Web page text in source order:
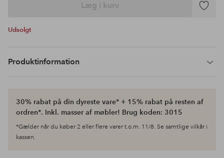
Læg i kurv
Tilføj
Udsolgt
Produktinformation
30% rabat på din dyreste vare* + 15% rabat på resten af
ordren*. Inkl. masser af møbler! Brug koden: 3015
*Gælder når du køber 2 eller flere varer t.o.m. 11/8. Se samtlige vilkår i
kassen.